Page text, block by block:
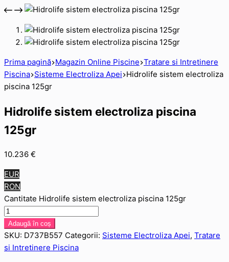
Prima pagină Magazin Online Piscine Tratare si Intretinere
Piscina Sisteme Electroliza Apei Hidrolife sistem electroliza
piscina 125gr
Hidrolife sistem electroliza piscina
125gr
10.236 €
EUR
RON
Cantitate Hidrolife sistem electroliza piscina 125gr
Adaugă în coș
SKU: D737B557 Categorii: Sisteme Electroliza Apei, Tratare
si Intretinere Piscina